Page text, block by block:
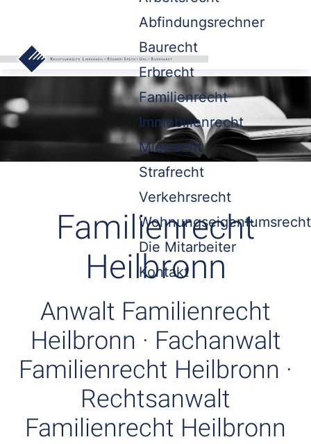
Abfindungsrechner
Baurecht
Erbrecht
Familienrecht
Immobilienrecht
Mietrecht
Strafrecht
Verkehrsrecht
Wohnungseigentumsrecht
Die Mitarbeiter
Kontakt
Familienrecht
Heilbronn
Anwalt Familienrecht
Heilbronn · Fachanwalt
Familienrecht Heilbronn ·
Rechtsanwalt
Familienrecht Heilbronn